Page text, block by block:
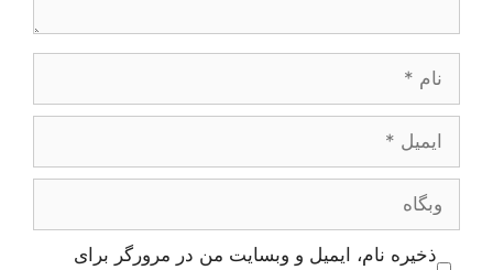
ایمیل
وبگاه
ذخیره نام، ایمیل و وبسایت من در مرورگر برای